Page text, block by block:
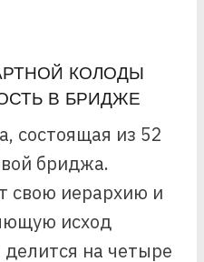
КОЛОДЫ
В БРИДЖЕ
состоящая из 52
бриджа.
свою иерархию и
исход
на четыре